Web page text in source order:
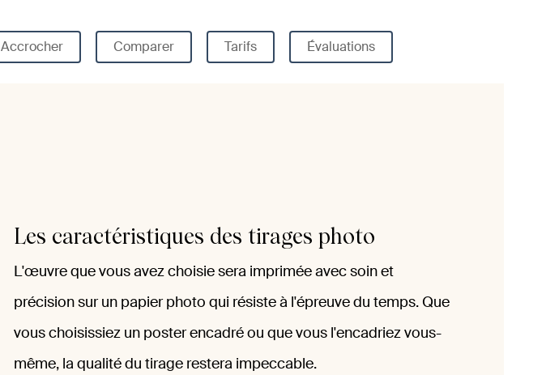
Accrocher Comparer Tarifs Évaluations
Les caractéristiques des tirages photo
L'œuvre que vous avez choisie sera imprimée avec soin et
précision sur un papier photo qui résiste à l'épreuve du temps. Que
vous choisissiez un poster encadré ou que vous l'encadriez vous-
même, la qualité du tirage restera impeccable.